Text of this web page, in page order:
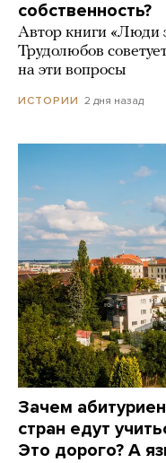
собственность?
Автор книги «Люди
Трудолюбов
на эти вопросы
ИСТОРИИ 2 дня назад
Зачем
стран едут
Это дорого? А